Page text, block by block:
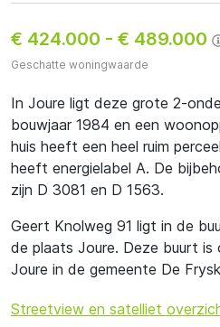
€ 424.000 - € 489.000
Geschatte woningwaarde
In Joure ligt deze grote 2-
bouwjaar 1984 en een
huis heeft een heel ruim
heeft energielabel A. De
zijn D 3081 en D 1563.
Geert Knolweg 91 ligt in de
de plaats Joure. Deze buurt is
Joure in de gemeente De
Streetview en satelliet